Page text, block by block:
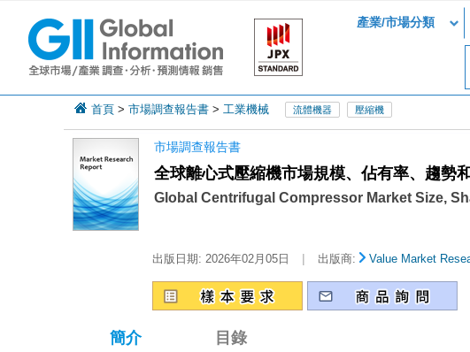
產業/市場分類
首頁 > 市場調查報告書 > 工業機械 流體機器 壓縮機
市場調查報告書
全球離心式壓縮機市場規模、佔有率、趨勢
Global Centrifugal Compressor Market Size,
出版日期: 2026年02月05日 | 出版商: Value Market
簡介 目錄